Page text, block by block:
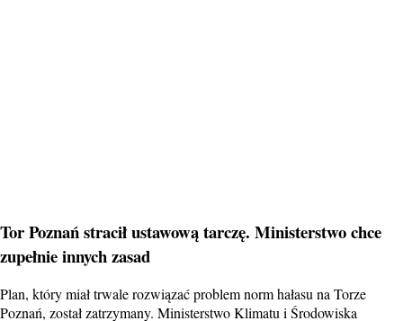
Tor Poznań stracił ustawową tarczę. Ministerstwo chce
zupełnie innych zasad
Plan, który miał trwale rozwiązać problem norm hałasu na Torze
Poznań, został zatrzymany. Ministerstwo Klimatu i Środowiska